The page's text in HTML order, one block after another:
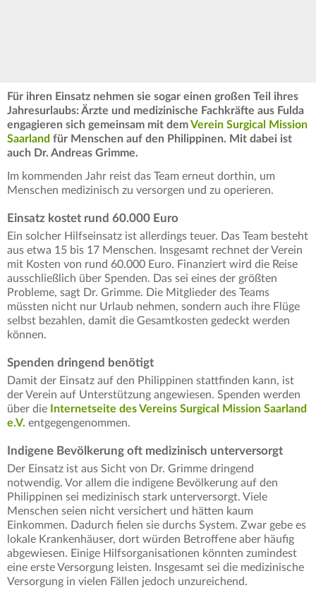
Für ihren Einsatz nehmen sie sogar einen großen Teil ihres
Jahresurlaubs: Ärzte und medizinische Fachkräfte aus Fulda
engagieren sich gemeinsam mit demVerein Surgical Mission
Saarland für Menschen auf den Philippinen. Mit dabei ist
auch Dr. Andreas Grimme.
Im kommenden Jahr reist das Team erneut dorthin, um
Menschen medizinisch zu versorgen und zu operieren.
Einsatz kostet rund 60.000 Euro
Ein solcher Hilfseinsatz ist allerdings teuer. Das Team besteht
aus etwa 15 bis 17 Menschen. Insgesamt rechnet der Verein
mit Kosten von rund 60.000 Euro. Finanziert wird die Reise
ausschließlich über Spenden. Das sei eines der größten
Probleme, sagt Dr. Grimme. Die Mitglieder des Teams
müssten nicht nur Urlaub nehmen, sondern auch ihre Flüge
selbst bezahlen, damit die Gesamtkosten gedeckt werden
können.
Spenden dringend benötigt
Damit der Einsatz auf den Philippinen stattfinden kann, ist
der Verein auf Unterstützung angewiesen. Spenden werden
über die
Internetseite des Vereins Surgical Mission Saarland
e.V. entgegengenommen.
Indigene Bevölkerung oft medizinisch unterversorgt
Der Einsatz ist aus Sicht von Dr. Grimme dringend
notwendig. Vor allem die indigene Bevölkerung auf den
Philippinen sei medizinisch stark unterversorgt. Viele
Menschen seien nicht versichert und hätten kaum
Einkommen. Dadurch fielen sie durchs System. Zwar gebe es
lokale Krankenhäuser, dort würden Betroffene aber häufig
abgewiesen. Einige Hilfsorganisationen könnten zumindest
eine erste Versorgung leisten. Insgesamt sei die medizinische
Versorgung in vielen Fällen jedoch unzureichend.